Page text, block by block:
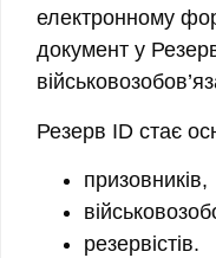
електронному
документ у
Резерв ID стає
призовників,
резервістів.